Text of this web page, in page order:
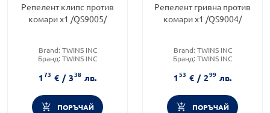
Репелент клипс против
комари х1 /QS9005/
Brand: TWINS INC
Бранд: TWINS INC
173 € / 338 лв.
ПОРЪЧАЙ
Репелент гривна против
комари х1 /QS9004/
Brand: TWINS INC
Бранд: TWINS INC
153 € / 299 лв.
ПОРЪЧАЙ